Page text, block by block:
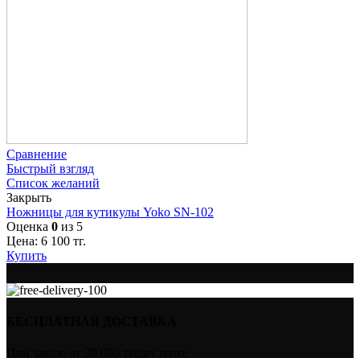
Сравнение
Быстрый взгляд
Список желаний
Закрыть
Ножницы для кутикулы Yoko SN-102
Оценка 0 из 5
Цена: 6 100 тг.
Купить